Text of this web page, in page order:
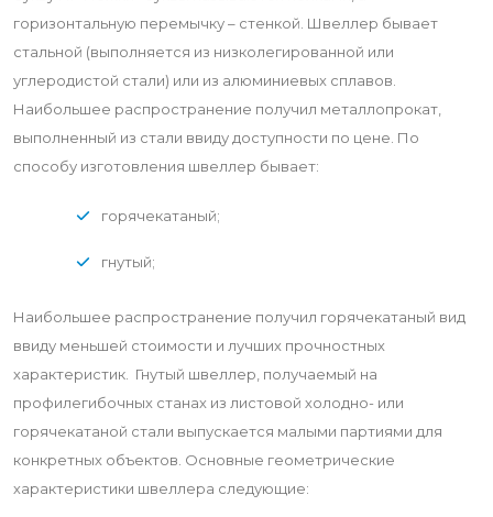
горизонтальную перемычку – стенкой. Швеллер бывает
стальной (выполняется из низколегированной или
углеродистой стали) или из алюминиевых сплавов.
Наибольшее распространение получил металлопрокат,
выполненный из стали ввиду доступности по цене. По
способу изготовления швеллер бывает:
горячекатаный;
гнутый;
Наибольшее распространение получил горячекатаный вид
ввиду меньшей стоимости и лучших прочностных
характеристик. Гнутый швеллер, получаемый на
профилегибочных станах из листовой холодно- или
горячекатаной стали выпускается малыми партиями для
конкретных объектов. Основные геометрические
характеристики швеллера следующие: